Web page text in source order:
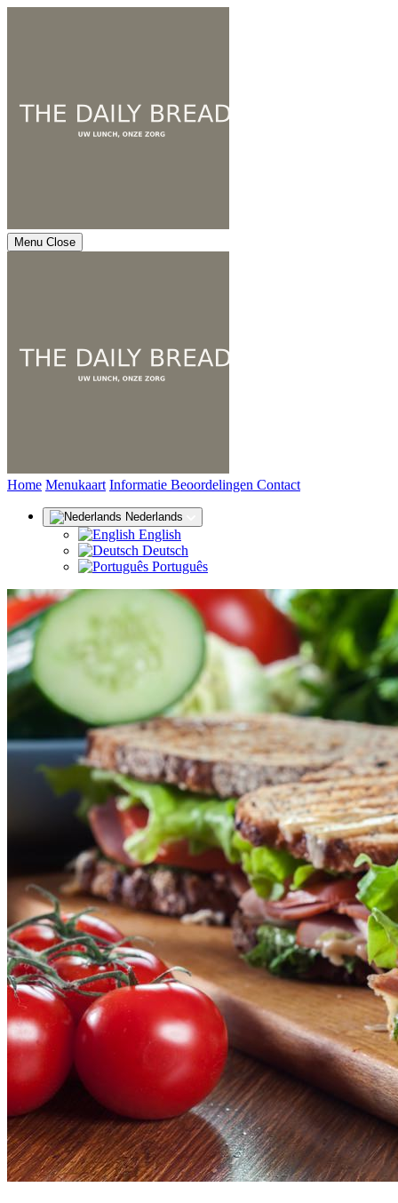
Menu Close
Home Menukaart Informatie Beoordelingen (huidige)
Contact
Nederlands
English
Deutsch
Português